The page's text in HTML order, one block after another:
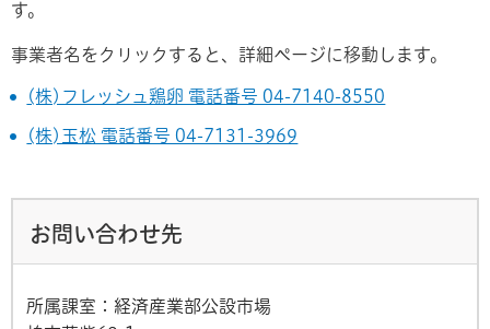
す。
事業者名をクリックすると、詳細ページに移動します。
(株)フレッシュ鶏卵 電話番号 04-7140-8550
(株)玉松 電話番号 04-7131-3969
お問い合わせ先
所属課室：経済産業部公設市場